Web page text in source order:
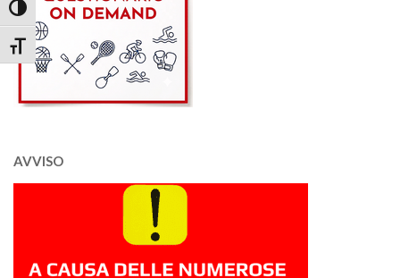
Attiva/disattiva alto contrasto
Attiva/disattiva dimensione testo
AVVISO